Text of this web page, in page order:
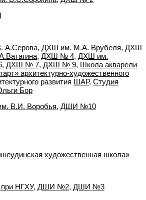
А.Серова, ДХШ им. М.А. Врубеля, ДХШ
ДХШ № 4, ДХШ им.
ДХШ № 7, ДХШ № 9, Школа акварели
архитектурно-художественного
развития ШАР, Студия
Бор
В.И. Воробья, ДШИ №10
художественная школа»
НГХУ, ДШИ №2, ДШИ №3